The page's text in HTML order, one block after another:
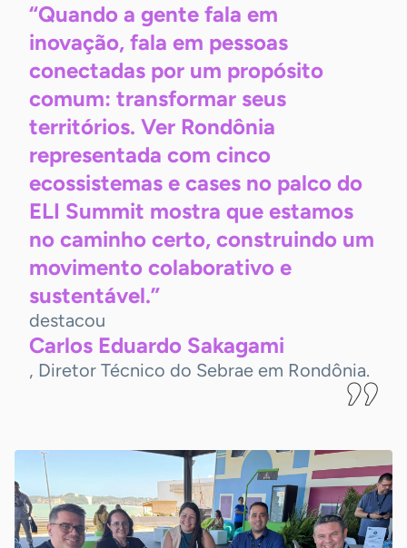
“Quando a gente fala em
inovação, fala em pessoas
conectadas por um propósito
comum: transformar seus
territórios. Ver Rondônia
representada com cinco
ecossistemas e cases no palco do
ELI Summit mostra que estamos
no caminho certo, construindo um
movimento colaborativo e
sustentável.”
destacou
Carlos Eduardo Sakagami
, Diretor Técnico do Sebrae em Rondônia.